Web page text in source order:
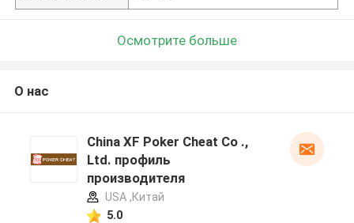
Осмотрите больше
О нас
China XF Poker Cheat Co .,
Ltd. профиль
производителя
USA ,Китай
5.0